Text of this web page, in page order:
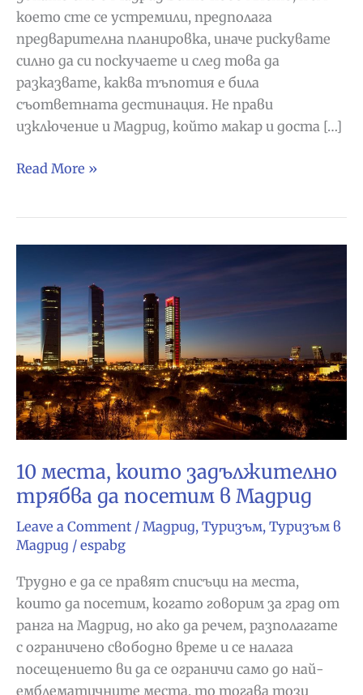
което сте се устремили, предполага
предварителна планировка, иначе рискувате
силно да си поскучаете и след това да
разказвате, каква тъпотия е била
съответната дестинация. Не прави
изключение и Мадрид, който макар и доста […]
Какво
Мадрид
–
30
предложения
Read More »
10 места, които задължително
трябва да посетим в Мадрид
Leave a Comment / Мадрид, Туризъм, Туризъм в
Мадрид / espabg
Трудно е да се правят списъци на места,
които да посетим, когато говорим за град от
ранга на Мадрид, но ако да речем, разполагате
с ограничено свободно време и се налага
посещението ви да се ограничи само до най-
емблематичните места, то тогава този